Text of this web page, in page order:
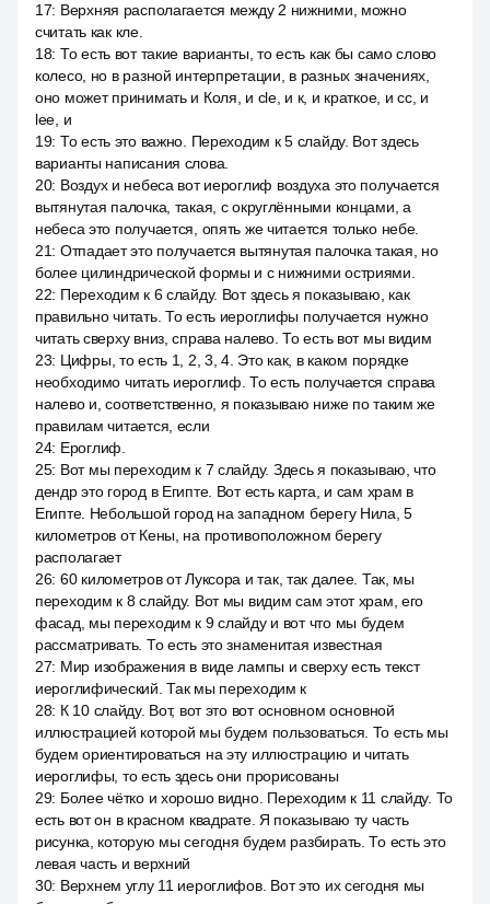
17: Верхняя располагается между 2 нижними, можно
считать как кле.
18: То есть вот такие варианты, то есть как бы само слово
колесо, но в разной интерпретации, в разных значениях,
оно может принимать и Коля, и cle, и к, и краткое, и cc, и
lee, и
19: То есть это важно. Переходим к 5 слайду. Вот здесь
варианты написания слова.
20: Воздух и небеса вот иероглиф воздуха это получается
вытянутая палочка, такая, с округлёнными концами, а
небеса это получается, опять же читается только небе.
21: Отпадает это получается вытянутая палочка такая, но
более цилиндрической формы и с нижними остриями.
22: Переходим к 6 слайду. Вот здесь я показываю, как
правильно читать. То есть иероглифы получается нужно
читать сверху вниз, справа налево. То есть вот мы видим
23: Цифры, то есть 1, 2, 3, 4. Это как, в каком порядке
необходимо читать иероглиф. То есть получается справа
налево и, соответственно, я показываю ниже по таким же
правилам читается, если
24: Ероглиф.
25: Вот мы переходим к 7 слайду. Здесь я показываю, что
дендр это город в Египте. Вот есть карта, и сам храм в
Египте. Небольшой город на западном берегу Нила, 5
километров от Кены, на противоположном берегу
располагает
26: 60 километров от Луксора и так, так далее. Так, мы
переходим к 8 слайду. Вот мы видим сам этот храм, его
фасад, мы переходим к 9 слайду и вот что мы будем
рассматривать. То есть это знаменитая известная
27: Мир изображения в виде лампы и сверху есть текст
иероглифический. Так мы переходим к
28: К 10 слайду. Вот, вот это вот основном основной
иллюстрацией которой мы будем пользоваться. То есть мы
будем ориентироваться на эту иллюстрацию и читать
иероглифы, то есть здесь они прорисованы
29: Более чётко и хорошо видно. Переходим к 11 слайду. То
есть вот он в красном квадрате. Я показываю ту часть
рисунка, которую мы сегодня будем разбирать. То есть это
левая часть и верхний
30: Верхнем углу 11 иероглифов. Вот это их сегодня мы